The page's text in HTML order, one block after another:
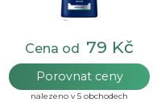
Cena od 79 Kč
Porovnat ceny
nalezeno v 5 obchodech